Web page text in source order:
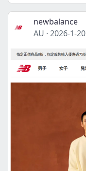
newbalance
AU · 2026-1-20